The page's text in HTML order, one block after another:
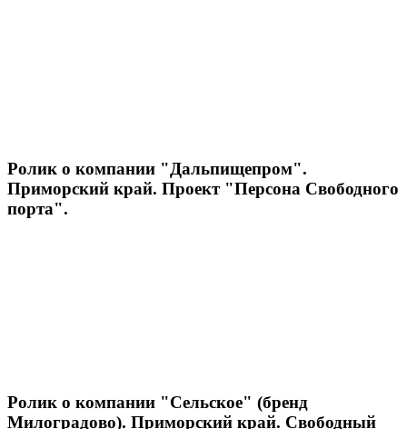
Ролик о компании "Дальпищепром".
Приморский край. Проект "Персона Свободного
порта".
Ролик о компании "Сельское" (бренд
Милоградово). Приморский край. Свободный